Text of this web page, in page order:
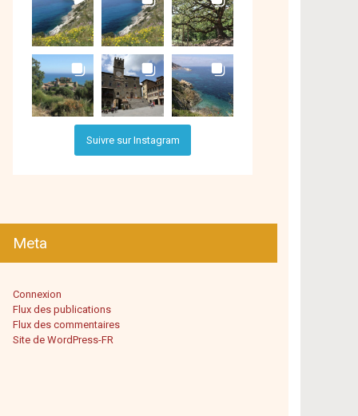
Suivre sur Instagram
Meta
Connexion
Flux des publications
Flux des commentaires
Site de WordPress-FR